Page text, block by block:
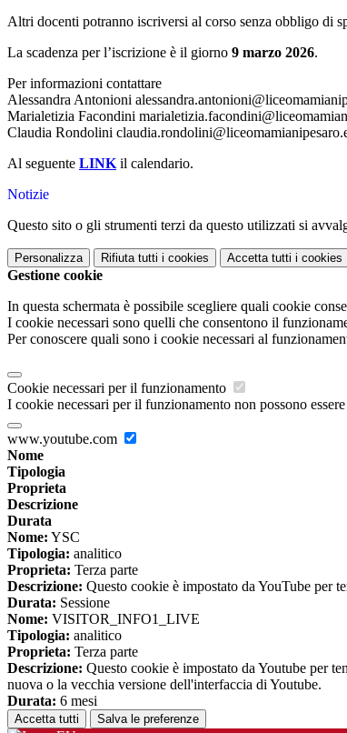
Altri docenti potranno iscriversi al corso senza obbligo di
La scadenza per l’iscrizione è il giorno 9 marzo 2026.
Per informazioni contattare
Alessandra Antonioni
Marialetizia Facondini
Claudia Rondolini
Al seguente LINK il calendario.
Notizie
Questo sito o gli strumenti terzi da questo utilizzati si
Personalizza Rifiuta tutti i cookies Accetta tutti i cookies
Gestione cookie
In questa schermata è possibile scegliere quali cookie
I cookie necessari sono quelli che consentono il
Per conoscere quali sono i cookie necessari al
Cookie necessari per il funzionamento
I cookie necessari per il funzionamento non possono
www.youtube.com
Nome
Tipologia
Proprieta
Descrizione
Durata
Nome: YSC
Tipologia: analitico
Proprieta: Terza parte
Descrizione: Questo cookie è impostato da YouTube per
Durata: Sessione
Nome: VISITOR_INFO1_LIVE
Tipologia: analitico
Proprieta: Terza parte
Descrizione: Questo cookie è impostato da Youtube per
nuova o la vecchia versione dell'interfaccia di Youtube.
Durata: 6 mesi
Accetta tutti Salva le preferenze